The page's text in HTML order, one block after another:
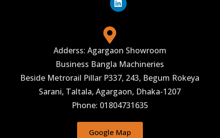
Adderss: Agargaon Showroom
Business Bangla Machineries
Beside Metrorail Pillar P337, 243, Begum Rokeya
Sarani, Taltala, Agargaon, Dhaka-1207
Phone: 01804731635
Google Map